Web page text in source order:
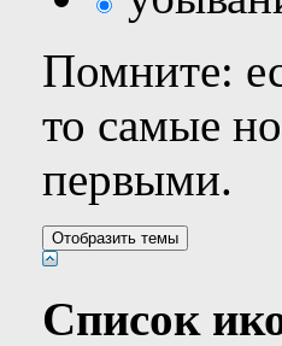
Помните:
то самые
первыми.
Список